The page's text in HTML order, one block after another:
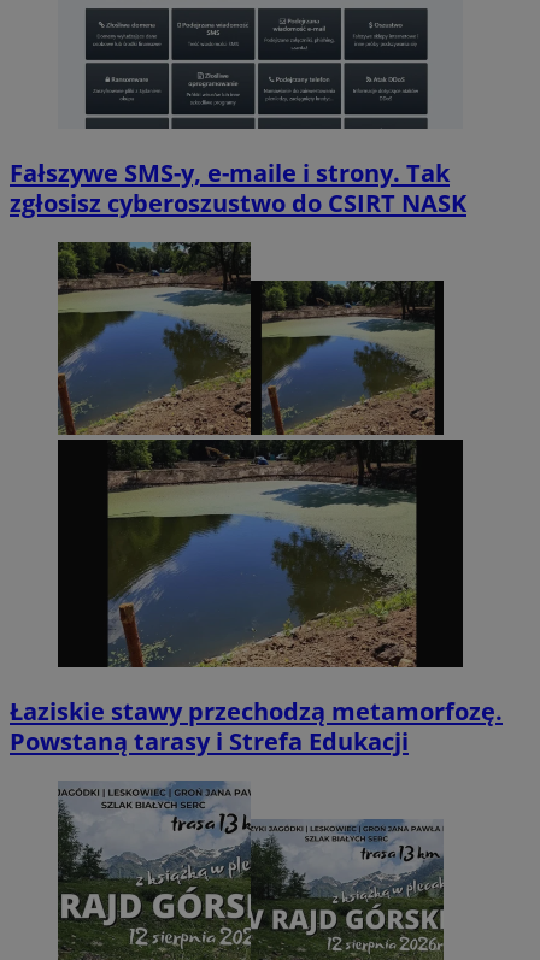
Fałszywe SMS-y, e-maile i strony. Tak
zgłosisz cyberoszustwo do CSIRT NASK
Łaziskie stawy przechodzą metamorfozę.
Powstaną tarasy i Strefa Edukacji